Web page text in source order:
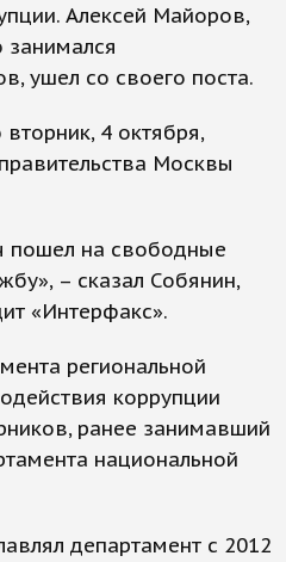
Алексей Майоров,
занимался
ушел со своего поста.
4 октября,
Москвы
пошел на свободные
– сказал Собянин,
«Интерфакс».
региональной
коррупции
ранее занимавший
национальной
департамент с 2012